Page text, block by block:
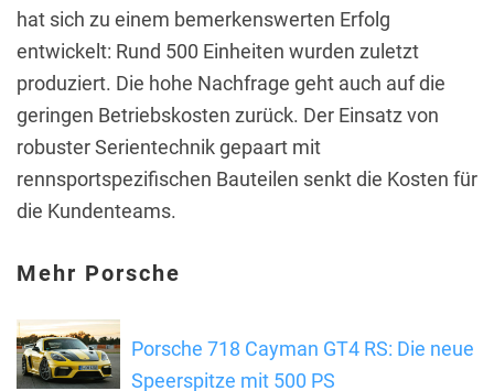
hat sich zu einem bemerkenswerten Erfolg
entwickelt: Rund 500 Einheiten wurden zuletzt
produziert. Die hohe Nachfrage geht auch auf die
geringen Betriebskosten zurück. Der Einsatz von
robuster Serientechnik gepaart mit
rennsportspezifischen Bauteilen senkt die Kosten für
die Kundenteams.
Mehr Porsche
Porsche 718 Cayman GT4 RS: Die neue
Speerspitze mit 500 PS